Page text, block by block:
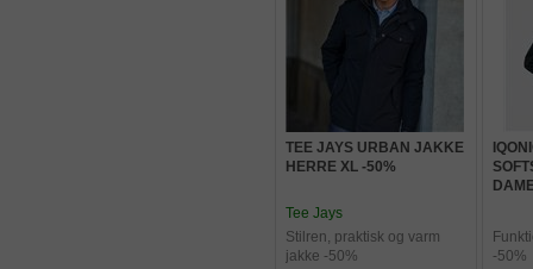
TEE JAYS URBAN JAKKE
HERRE XL -50%
Tee Jays
Stilren, praktisk og varm
jakke -50%
-50%